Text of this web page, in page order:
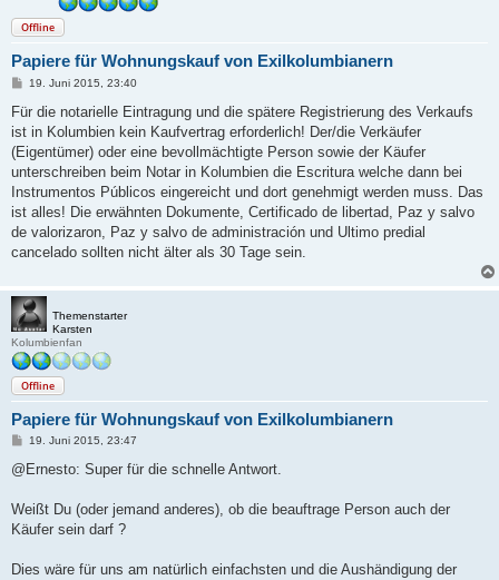
Offline
Papiere für Wohnungskauf von Exilkolumbianern
B
i
r
a
g
19. Juni 2015, 23:40
Für die notarielle Eintragung und die spätere Registrierung des Verkaufs
ist in Kolumbien kein Kaufvertrag erforderlich! Der/die Verkäufer
(Eigentümer) oder eine bevollmächtigte Person sowie der Käufer
unterschreiben beim Notar in Kolumbien die Escritura welche dann bei
Instrumentos Públicos eingereicht und dort genehmigt werden muss. Das
ist alles! Die erwähnten Dokumente, Certificado de libertad, Paz y salvo
de valorizaron, Paz y salvo de administración und Ultimo predial
cancelado sollten nicht älter als 30 Tage sein.
Themenstarter
Karsten
Kolumbienfan
Offline
Papiere für Wohnungskauf von Exilkolumbianern
B
i
a
19. Juni 2015, 23:47
@Ernesto: Super für die schnelle Antwort.
Weißt Du (oder jemand anderes), ob die beauftrage Person auch der
Käufer sein darf ?
Dies wäre für uns am natürlich einfachsten und die Aushändigung der